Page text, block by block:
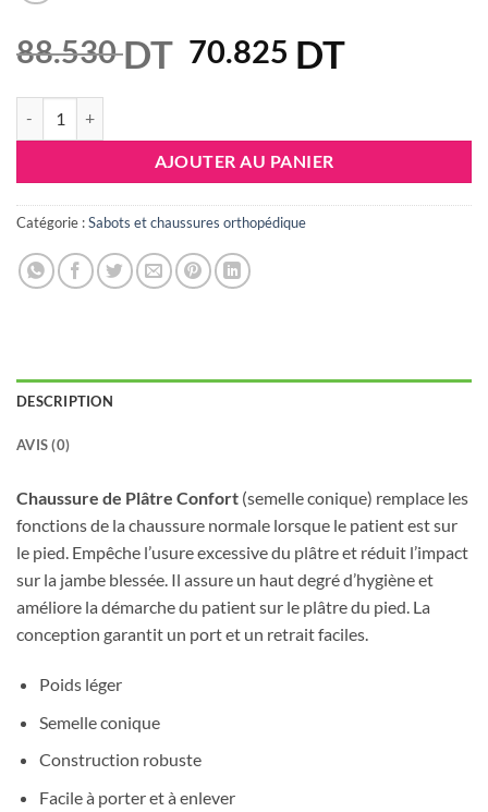
88.530DT Le
était :
88.530 DT.
70.825 DTLe
est :
AJOUTER AU PANIER
Catégorie :Sabots et chaussures orthopédique
DESCRIPTION
AVIS (0)
Chaussure de Plâtre Confort (semelle conique) remplace les
fonctions de la chaussure normale lorsque le patient est sur
le pied. Empêche l’usure excessive du plâtre et réduit l’impact
sur la jambe blessée. Il assure un haut degré d’hygiène et
améliore la démarche du patient sur le plâtre du pied. La
conception garantit un port et un retrait faciles.
Poids léger
Semelle conique
Construction robuste
Facile à porter et à enlever